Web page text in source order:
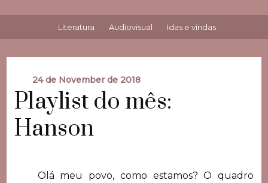
Literatura Audiovisual Idas e vindas
24 de November de 2018
Playlist do mês:
Hanson
Olá meu povo, como estamos? O quadro